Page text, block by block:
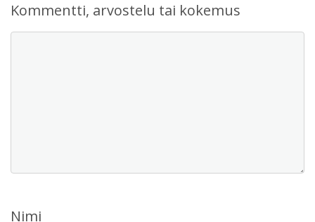
Kommentti, arvostelu tai kokemus
Nimi